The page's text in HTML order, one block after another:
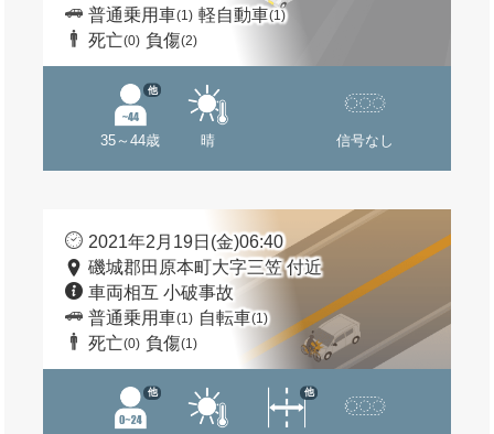
普通乗用車(1) 軽自動車(1)
死亡(0) 負傷(2)
35～44歳
他
晴 信号なし
2021年2月19日(金)06:40
磯城郡田原本町大字三笠 付近
車両相互 小破事故
普通乗用車(1) 自転車(1)
死亡(0) 負傷(1)
他 他